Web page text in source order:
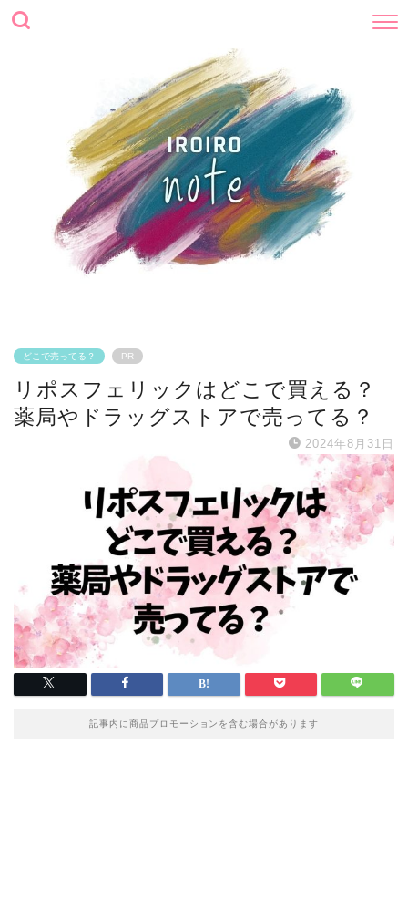
どこで売ってる？ PR
リポスフェリックはどこで買える？
薬局やドラッグストアで売ってる？
2024年8月31日
記事内に商品プロモーションを含む場合があります